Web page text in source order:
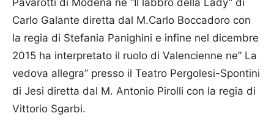
Pavarotti di Modena ne “Il labbro della Lady” di
Carlo Galante diretta dal M.Carlo Boccadoro con
la regia di Stefania Panighini e infine nel dicembre
2015 ha interpretato il ruolo di Valencienne ne” La
vedova allegra” presso il Teatro Pergolesi-Spontini
di Jesi diretta dal M. Antonio Pirolli con la regia di
Vittorio Sgarbi.